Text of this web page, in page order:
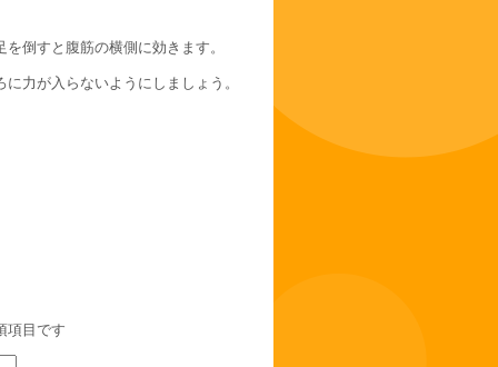
倒すと腹筋の横側に効きます。
力が入らないようにしましょう。
項目です